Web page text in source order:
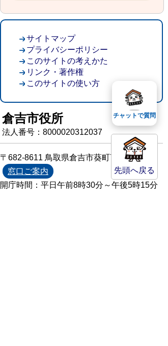
先頭へ戻る
サイトマップ
プライバシーポリシー
このサイトの考えかた
リンク・著作権
このサイトの使い方
倉吉市役所
法人番号：8000020312037
〒682-8611 鳥取県倉吉市葵町722
窓口ご案内
開庁時間：平日午前8時30分～午後5時15分
チャットで質問